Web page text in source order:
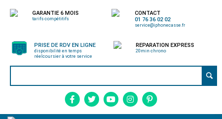
GARANTIE 6 MOIS
tarifs compétitifs
CONTACT
01 76 36 02 02
service@iphonecasse.fr
PRISE DE RDV EN LIGNE
disponibilité en temps
réelcoursier à votre service
REPARATION EXPRESS
20min chrono